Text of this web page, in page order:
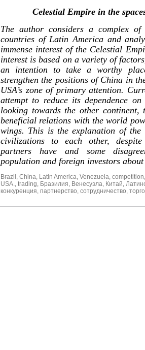
Celestial Empire in the
The author considers a complex
countries of Latin America and
immense interest of the Celestial
interest is based on a variety of
an intention to take a worthy
strengthen the positions of China in
USA’s zone of primary attention.
attempt to reduce its dependence
looking towards the other
beneficial relations with the world
wings. This is the explanation of
civilizations to each other,
partners have and some
population and foreign investors
Brazil China Latin America Venezuela competition
USA.
trading Бразилия Венесуэла Китай
конкуренция партнерство сотрудничество